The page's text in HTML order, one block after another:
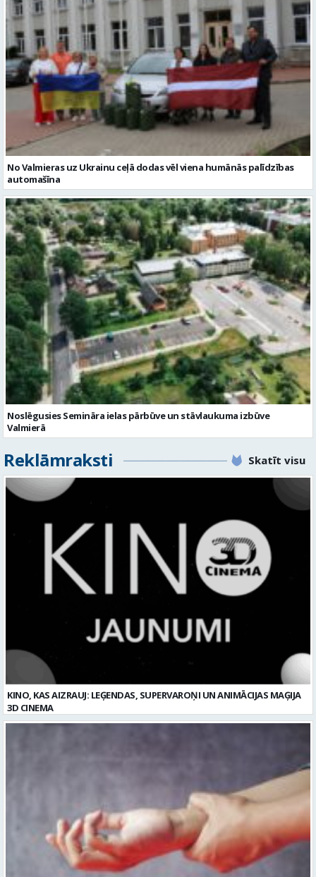
No Valmieras uz Ukrainu ceļā dodas vēl viena humānās palīdzības
automašīna
Noslēgusies Semināra ielas pārbūve un stāvlaukuma izbūve
Valmierā
Reklāmraksti Skatīt visu
KINO, KAS AIZRAUJ: LEĢENDAS, SUPERVAROŅI UN ANIMĀCIJAS MAĢIJA
3D CINEMA